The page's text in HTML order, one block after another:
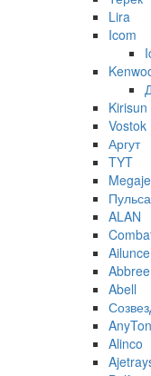
Lira
Icom
Kirisun
Vostok
Аргут
TYT
ALAN
Ailunce
Abbree
Abell
Alinco